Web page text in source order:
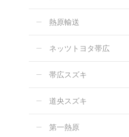
熱原輸送
ネッツトヨタ帯広
帯広スズキ
道央スズキ
第一熱原